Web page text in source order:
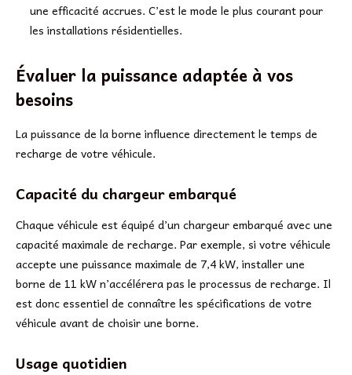
une efficacité accrues. C’est le mode le plus courant pour
les installations résidentielles.
Évaluer la puissance adaptée à vos
besoins
La puissance de la borne influence directement le temps de
recharge de votre véhicule.
Capacité du chargeur embarqué
Chaque véhicule est équipé d’un chargeur embarqué avec une
capacité maximale de recharge. Par exemple, si votre véhicule
accepte une puissance maximale de 7,4 kW, installer une
borne de 11 kW n’accélérera pas le processus de recharge. Il
est donc essentiel de connaître les spécifications de votre
véhicule avant de choisir une borne.
Usage quotidien